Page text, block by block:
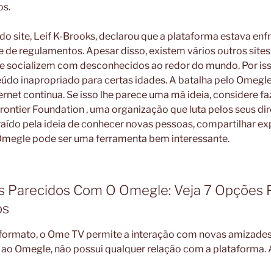
site, Leif K-Brooks, declarou que a plataforma estava
de regulamentos. Apesar disso, existem vários outros
socializem com desconhecidos ao redor do mundo. Por
inapropriado para certas idades. A batalha pelo
continua. Se isso lhe parece uma má ideia, considere
Foundation , uma organização que luta pelos seus
pela ideia de conhecer novas pessoas, compartilhar
pode ser uma ferramenta bem interessante.
Parecidos Com O Omegle: Veja 7 Opções
o Ome TV permite a interação com novas
Omegle, não possui qualquer relação com a